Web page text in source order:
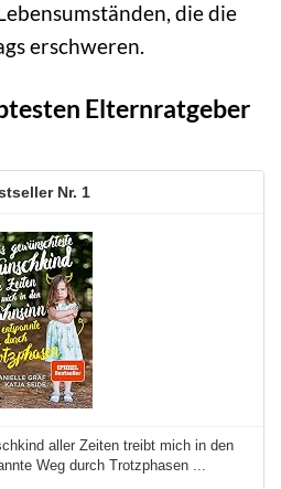
die die
erschweren.
Elternratgeber
1
aller Zeiten treibt mich in den
Weg durch Trotzphasen ...